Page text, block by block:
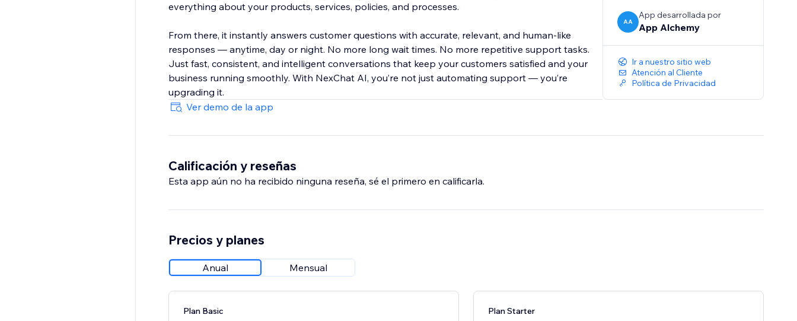
everything about your products, services, policies, and processes.
From there, it instantly answers customer questions with accurate, relevant, and human-like
responses — anytime, day or night. No more long wait times. No more repetitive support tasks.
Just fast, consistent, and intelligent conversations that keep your customers satisfied and your
business running smoothly. With NexChat AI, you’re not just automating support — you’re
upgrading it.
Ver demo de la app
AA
App desarrollada por
App Alchemy
Ir a nuestro sitio web
Atención al Cliente
Política de Privacidad
Calificación y reseñas
Esta app aún no ha recibido ninguna reseña, sé el primero en calificarla.
Precios y planes
Anual Mensual
Plan Basic Plan Starter